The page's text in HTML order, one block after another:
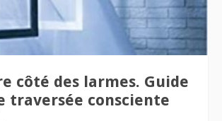
côté des larmes. Guide
traversée consciente